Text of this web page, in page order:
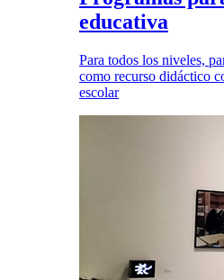
educativa
Para todos los niveles,
como recurso didáctico
escolar